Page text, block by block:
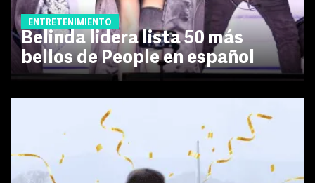
ENTRETENIMIENTO
Belinda lidera lista 50 más
bellos de People en español